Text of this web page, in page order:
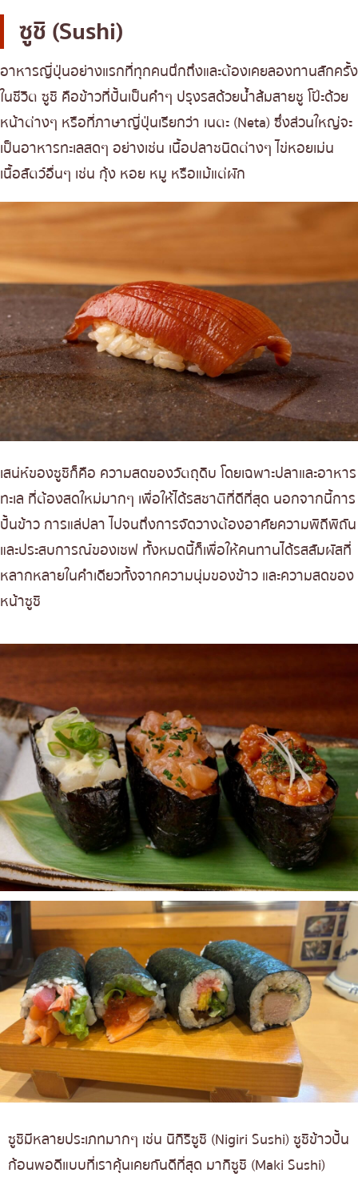
ของย่างเสียบไม้/เครื่องในย่าง
ร้านอาหารญี่ปุ่นแบบดั้งเดิม
ทาโกะยากิ
โอเด้ง/เมนูตุ๋นสไตล์ญี่ปุ่น
อาหารชุด/อาหารญี่ปุ่นสไตล์โฮมคุกกิ้ง
เบนโตะ/บริการส่งอาหารญี่ปุ่น
เชียงใหม่
ลาดพร้าว
สมุทรปราการ
ปทุมธานี
สมุทรสาคร
ภูเก็ต
พัทยา
พระราม 3
พระราม4
อื่นๆ
ชาบูชาบู (Shabu-shabu)
สุกี้ยากี้ (Sukiyaki)
ข้าวหน้าปลาดิบ (Kaisendon)
โอเด้ง (Oden)
ยากิโซบะ (Yakisoba)
เกี๊ยวซ่า (Gyoza)
คาราอาเกะ (Karaage)
ซาบะ มิโซะ (Saba Miso)
อูนาจู (Unaju)/อูนาด้ง (Unadon)
โอยาโกะด้ง (Oyako Don)
คัตสึดง (Katsu Don)
คิริทัมโปะ นาเบะ (Kiritanpo Nabe)
กิวตัน (Gyutan)
มอนจายากิ (Monjayaki)
ฮิตสึมาบูชิ (Hitsumabushi)
โฮโต (Hoto)
คุชิคัตสึ (Kushikatsu)
มตสึนาเบะ (Motsunabe)
อิชิคารินาเบะ (Ishikari Nabe)
เซมเบ้จิรุ (Senbei Jiru)
โทริเท็น (Toriten)
ซูชิ (Sushi)
อาหารญี่ปุ่นอย่างแรกที่ทุกคนนึกถึงและต้องเคยลองทานสักครั้ง
ในชีวิต ซูชิ คือข้าวที่ปั้นเป็นคำๆ ปรุงรสด้วยน้ำส้มสายชู โป๊ะด้วย
หน้าต่างๆ หรือที่ภาษาญี่ปุ่นเรียกว่า เนตะ (Neta) ซึ่งส่วนใหญ่จะ
เป็นอาหารทะเลสดๆ อย่างเช่น เนื้อปลาชนิดต่างๆ ไข่หอยเม่น
เนื้อสัตว์อื่นๆ เช่น กุ้ง หอย หมู หรือแม้แต่ผัก
เสน่ห์ของซูชิก็คือ ความสดของวัตถุดิบ โดยเฉพาะปลาและอาหาร
ทะเล ที่ต้องสดใหม่มากๆ เพื่อให้ได้รสชาติที่ดีที่สุด นอกจากนี้การ
ปั้นข้าว การแล่ปลา ไปจนถึงการจัดวางต้องอาศัยความพิถีพิถัน
และประสบการณ์ของเชฟ ทั้งหมดนี้ก็เพื่อให้คนทานได้รสสัมผัสที่
หลากหลายในคำเดียวทั้งจากความนุ่มของข้าว และความสดของ
หน้าซูชิ
ซูชิมีหลายประเภทมากๆ เช่น นิกิริซูชิ (Nigiri Sushi) ซูชิข้าวปั้น
ก้อนพอดีแบบที่เราคุ้นเคยกันดีที่สุด มากิซูชิ (Maki Sushi)